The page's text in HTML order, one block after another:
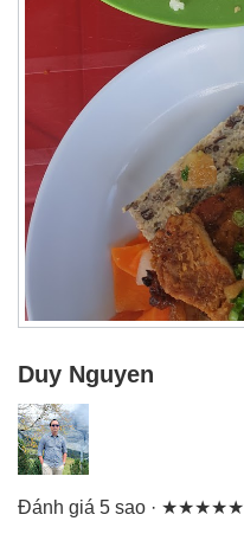
Duy Nguyen
Đánh giá 5 sao · ★★★★★